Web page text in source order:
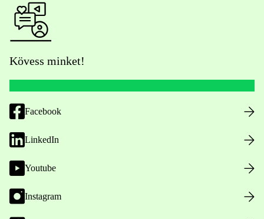
Kövess minket!
Facebook
LinkedIn
Youtube
Instagram